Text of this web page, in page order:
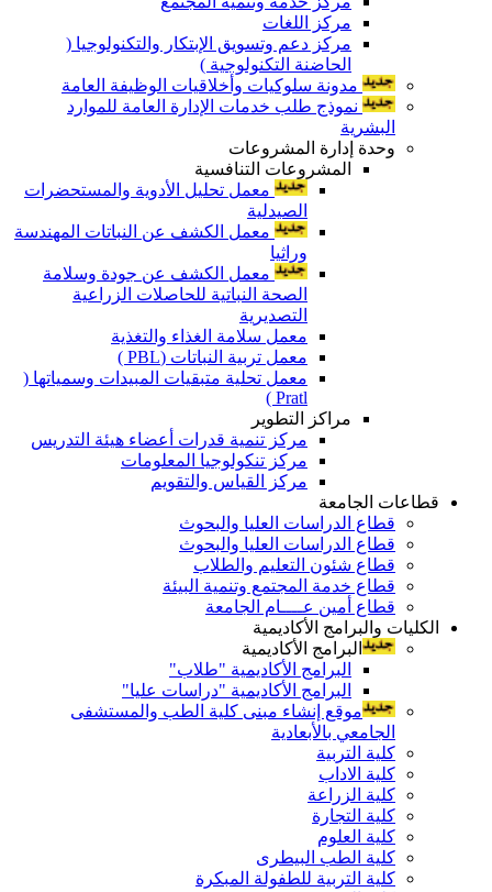
مركز اللغات
مركز دعم وتسويق الإبتكار والتكنولوجيا (
الحاضنة التكنولوجية )
مدونة سلوكيات وأخلاقيات الوظيفة العامة
نموذج طلب خدمات الإدارة العامة للموارد
البشرية
وحدة إدارة المشروعات
المشروعات التنافسية
معمل تحليل الأدوية والمستحضرات
الصيدلية
معمل الكشف عن النباتات المهندسة
وراثيا
معمل الكشف عن جودة وسلامة
الصحة النباتية للحاصلات الزراعية
التصديرية
معمل سلامة الغذاء والتغذية
معمل تربية النباتات (PBL )
معمل تحلية متبقيات المبيدات وسمياتها (
Pratl )
مراكز التطوير
مركز تنمية قدرات أعضاء هيئة التدريس
مركز تنكولوجيا المعلومات
مركز القياس والتقويم
قطاعات الجامعة
قطاع الدراسات العليا والبحوث
قطاع الدراسات العليا والبحوث
قطاع شئون التعليم والطلاب
قطاع خدمة المجتمع وتنمية البيئة
قطاع أمين عــــام الجامعة
الكليات والبرامج الأكاديمية
البرامج الأكاديمية
البرامج الأكاديمية "طلاب"
البرامج الأكاديمية "دراسات عليا"
موقع إنشاء مبنى كلية الطب والمستشفى
الجامعي بالأبعادية
كلية التربية
كلية الاداب
كلية الزراعة
كلية التجارة
كلية العلوم
كلية الطب البيطرى
كلية التربية للطفولة المبكرة